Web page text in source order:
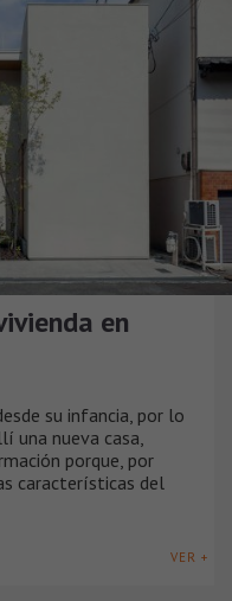
en
su infancia, por lo
una nueva casa,
porque, por
características del
VER +